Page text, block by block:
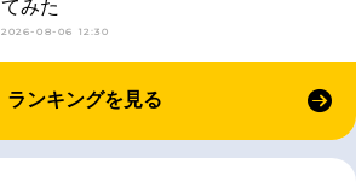
てみた
2026-08-06 12:30
ランキングを見る